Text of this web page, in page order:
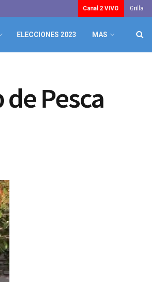
Canal 2 VIVO Grilla
ELECCIONES 2023 MAS
Pesca